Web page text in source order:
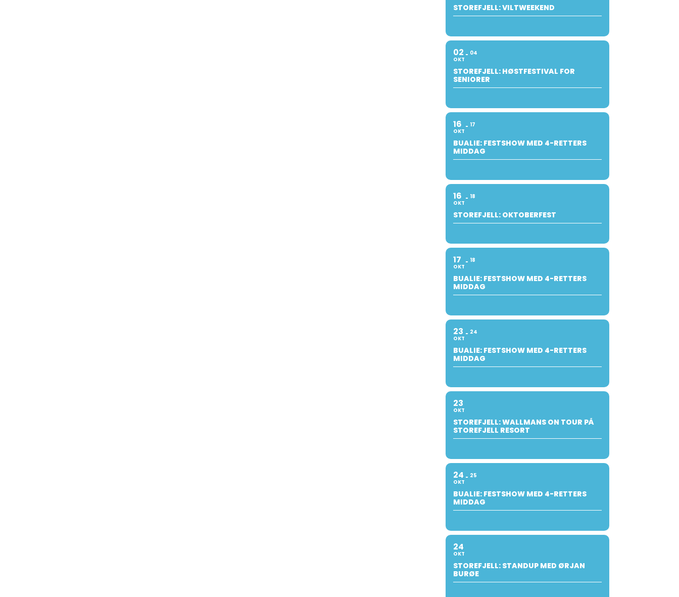
STOREFJELL: VILTWEEKEND
02
OKT
04
STOREFJELL: HØSTFESTIVAL FOR
SENIORER
16
OKT
17
BUALIE: FESTSHOW MED 4-RETTERS
MIDDAG
16
OKT
18
STOREFJELL: OKTOBERFEST
17
OKT
18
BUALIE: FESTSHOW MED 4-RETTERS
MIDDAG
23
OKT
24
BUALIE: FESTSHOW MED 4-RETTERS
MIDDAG
23
OKT
STOREFJELL: WALLMANS ON TOUR PÅ
STOREFJELL RESORT
24
OKT
25
BUALIE: FESTSHOW MED 4-RETTERS
MIDDAG
24
OKT
STOREFJELL: STANDUP MED ØRJAN
BURØE